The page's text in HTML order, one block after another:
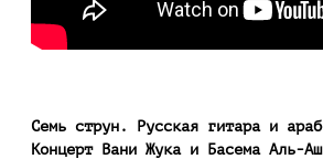
Семь струн. Русская гитара и
Концерт Вани Жука и Басема Аль-